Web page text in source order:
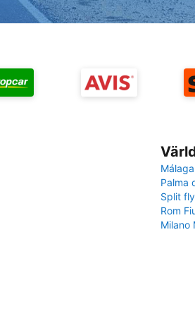
Palma
Split
Rom
Milano